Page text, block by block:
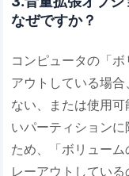
なぜですか？
コンピュータの「
アウトしている場
ない、または使用
いパーティション
ため、「ボリュー
レーアウトしている